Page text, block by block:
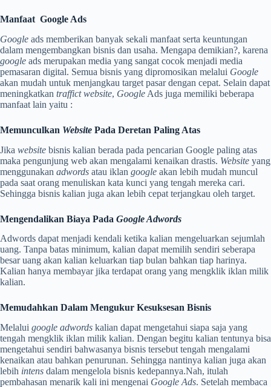
Manfaat Google Ads
Google ads memberikan banyak sekali manfaat serta keuntungan
dalam mengembangkan bisnis dan usaha. Mengapa demikian?, karena
google ads merupakan media yang sangat cocok menjadi media
pemasaran digital. Semua bisnis yang dipromosikan melalui Google
akan mudah untuk menjangkau target pasar dengan cepat. Selain dapat
meningkatkan traffict website, Google Ads juga memiliki beberapa
manfaat lain yaitu :
Memunculkan Website Pada Deretan Paling Atas
Jika website bisnis kalian berada pada pencarian Google paling atas
maka pengunjung web akan mengalami kenaikan drastis. Website yang
menggunakan adwords atau iklan google akan lebih mudah muncul
pada saat orang menuliskan kata kunci yang tengah mereka cari.
Sehingga bisnis kalian juga akan lebih cepat terjangkau oleh target.
Mengendalikan Biaya Pada Google Adwords
Adwords dapat menjadi kendali ketika kalian mengeluarkan sejumlah
uang. Tanpa batas minimum, kalian dapat memilih sendiri seberapa
besar uang akan kalian keluarkan tiap bulan bahkan tiap harinya.
Kalian hanya membayar jika terdapat orang yang mengklik iklan milik
kalian.
Memudahkan Dalam Mengukur Kesuksesan Bisnis
Melalui google adwords kalian dapat mengetahui siapa saja yang
tengah mengklik iklan milik kalian. Dengan begitu kalian tentunya bisa
mengetahui sendiri bahwasanya bisnis tersebut tengah mengalami
kenaikan atau bahkan penurunan. Sehingga nantinya kalian juga akan
lebih intens dalam mengelola bisnis kedepannya.Nah, itulah
pembahasan menarik kali ini mengenai Google Ads. Setelah membaca